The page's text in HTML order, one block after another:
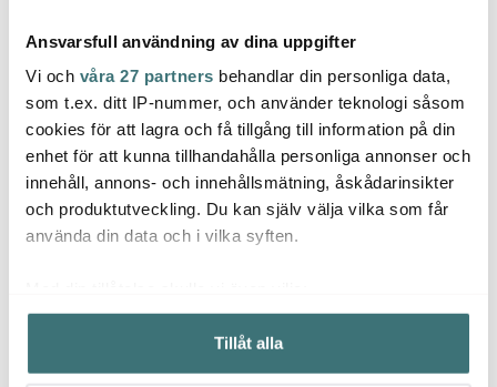
Ansvarsfull användning av dina uppgifter
Vi och våra 27 partners behandlar din personliga data,
som t.ex. ditt IP-nummer, och använder teknologi såsom
cookies för att lagra och få tillgång till information på din
enhet för att kunna tillhandahålla personliga annonser och
innehåll, annons- och innehållsmätning, åskådarinsikter
och produktutveckling. Du kan själv välja vilka som får
använda din data och i vilka syften.
Samla in information om din geografiska plats som
kan ha en noggrannhet på upp till flera meter
Identifiera din enhet genom att aktivt skanna den för
Tillåt alla
Iittala
Iittala Essence Ölglas
48 cl 2-pack
469 kr
Emerio
Köksvåg Svart
129 kr